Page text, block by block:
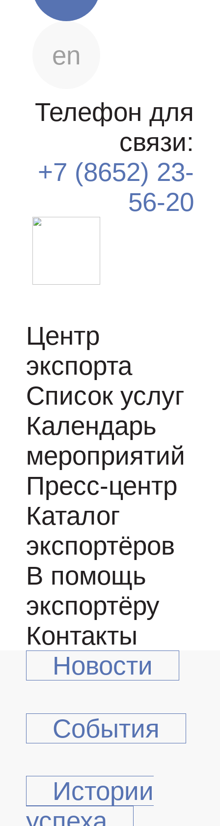
en
Телефон для
связи:
+7 (8652) 23-
56-20
Центр
экспорта
Список услуг
Календарь
мероприятий
Пресс-центр
Каталог
экспортёров
В помощь
экспортёру
Контакты
Новости
События
Истории